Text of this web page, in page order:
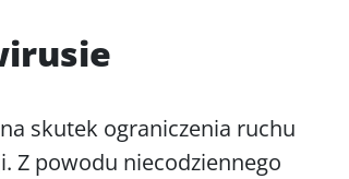
skutek ograniczenia ruchu
Z powodu niecodziennego